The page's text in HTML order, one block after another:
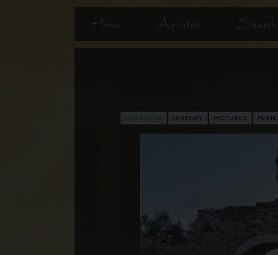
Home Articles Search
HISTORY PICTURES